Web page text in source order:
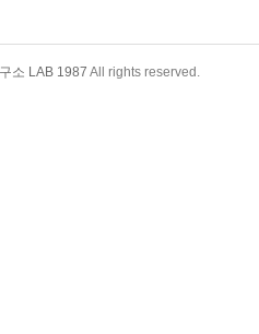
소 LAB 1987 All rights reserved.